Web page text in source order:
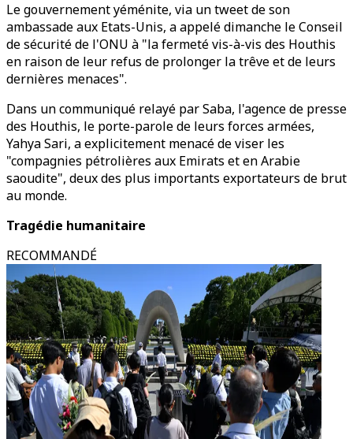
Le gouvernement yéménite, via un tweet de son
ambassade aux Etats-Unis, a appelé dimanche le Conseil
de sécurité de l'ONU à "la fermeté vis-à-vis des Houthis
en raison de leur refus de prolonger la trêve et de leurs
dernières menaces".
Dans un communiqué relayé par Saba, l'agence de presse
des Houthis, le porte-parole de leurs forces armées,
Yahya Sari, a explicitement menacé de viser les
"compagnies pétrolières aux Emirats et en Arabie
saoudite", deux des plus importants exportateurs de brut
au monde.
Tragédie humanitaire
RECOMMANDÉ